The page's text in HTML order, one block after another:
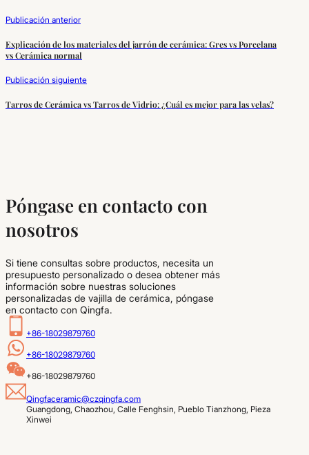
Publicación anterior
Explicación de los materiales del jarrón de cerámica: Gres vs Porcelana
vs Cerámica normal
Publicación siguiente
Tarros de Cerámica vs Tarros de Vidrio: ¿Cuál es mejor para las velas?
Póngase en contacto con
nosotros
Si tiene consultas sobre productos, necesita un
presupuesto personalizado o desea obtener más
información sobre nuestras soluciones
personalizadas de vajilla de cerámica, póngase
en contacto con Qingfa.
+86-18029879760
+86-18029879760
+86-18029879760
Qingfaceramic@czqingfa.com
Guangdong, Chaozhou, Calle Fenghsin, Pueblo Tianzhong, Pieza
Xinwei